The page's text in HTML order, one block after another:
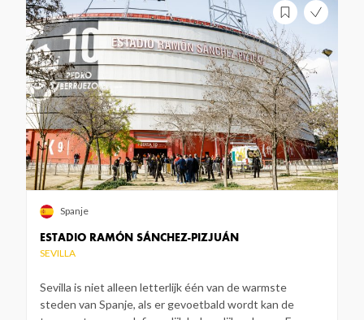
ESTADIO RAMÓN SÁNCHEZ-PIZJUÁN
SEVILLA
Sevilla is niet alleen letterlijk één van de warmste
steden van Spanje, als er gevoetbald wordt kan de
Spanje